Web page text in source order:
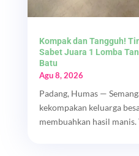
Kompak dan Tangguh!
Sabet Juara 1 Lomba
Batu
Agu 8, 2026
Padang, Humas —
kekompakan keluarga
membuahkan hasil manis.